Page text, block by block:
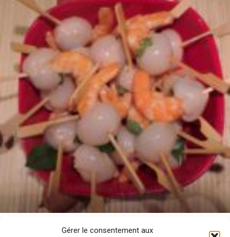
Gérer le consentement aux